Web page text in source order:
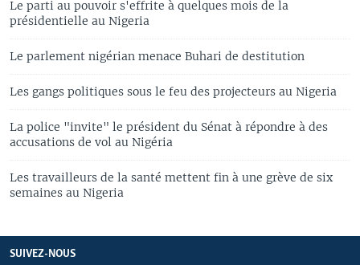
Le parti au pouvoir s'effrite à quelques mois de la
présidentielle au Nigeria
Le parlement nigérian menace Buhari de destitution
Les gangs politiques sous le feu des projecteurs au Nigeria
La police "invite" le président du Sénat à répondre à des
accusations de vol au Nigéria
Les travailleurs de la santé mettent fin à une grève de six
semaines au Nigeria
SUIVEZ-NOUS